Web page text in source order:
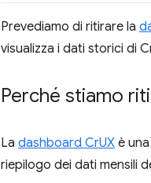
Prevediamo di ritirare la
visualizza i dati storici di
Perché stiamo
La dashboard CrUX è
riepilogo dei dati mensili